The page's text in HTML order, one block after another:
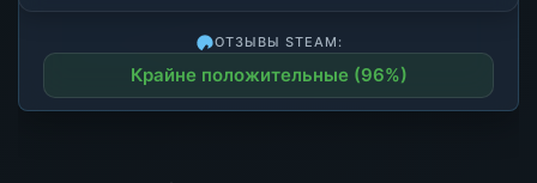
ОТЗЫВЫ STEAM:
Крайне положительные (96%)